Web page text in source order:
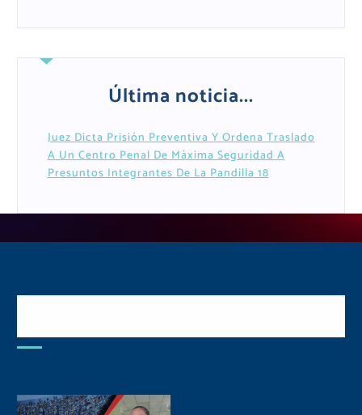
Última noticia...
Juez Dicta Prisión Preventiva Y Ordena Traslado
A Un Centro Penal De Máxima Seguridad A
Presuntos Integrantes De La Pandilla 18